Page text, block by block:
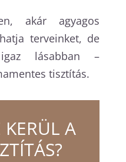
akár agyagos
terveinket, de
lásabban –
tisztítás.
A